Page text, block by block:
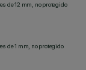
de 12 mm, no protegido
de 1 mm, no protegido